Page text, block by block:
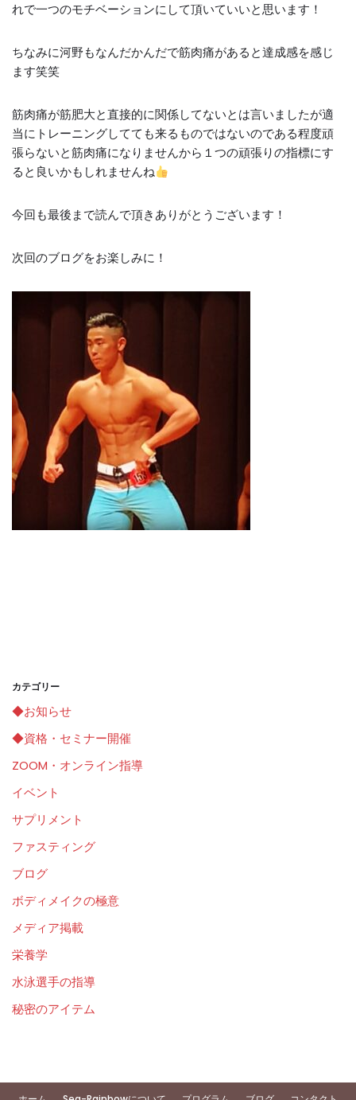
れで一つのモチベーションにして頂いていいと思います！
ちなみに河野もなんだかんだで筋肉痛があると達成感を感じ
ます笑笑
筋肉痛が筋肥大と直接的に関係してないとは言いましたが適
当にトレーニングしてても来るものではないのである程度頑
張らないと筋肉痛になりませんから１つの頑張りの指標にす
ると良いかもしれませんね
今回も最後まで読んで頂きありがとうございます！
次回のブログをお楽しみに！
カテゴリー
◆お知らせ
◆資格・セミナー開催
ZOOM・オンライン指導
イベント
サプリメント
ファスティング
ブログ
ボディメイクの極意
メディア掲載
栄養学
水泳選手の指導
秘密のアイテム